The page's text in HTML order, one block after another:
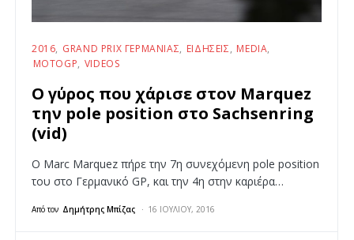
2016 GRAND PRIX ΓΕΡΜΑΝΊΑΣ ΕΙΔΉΣΕΙΣ
MEDIA
MOTOGP VIDEOS
Ο γύρος που χάρισε στον Marquez
την pole position στο Sachsenring
(vid)
Ο Marc Marquez πήρε την 7η συνεχόμενη pole position
του στο Γερμανικό GP, και την 4η στην καριέρα…
Από τον Δημήτρης Μπίζας 16 ΙΟΥΛΊΟΥ, 2016